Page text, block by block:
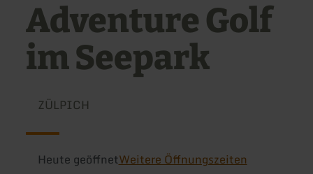
Adventure Golf
im Seepark
ZÜLPICH
Heute geöffnetWeitere Öffnungszeiten